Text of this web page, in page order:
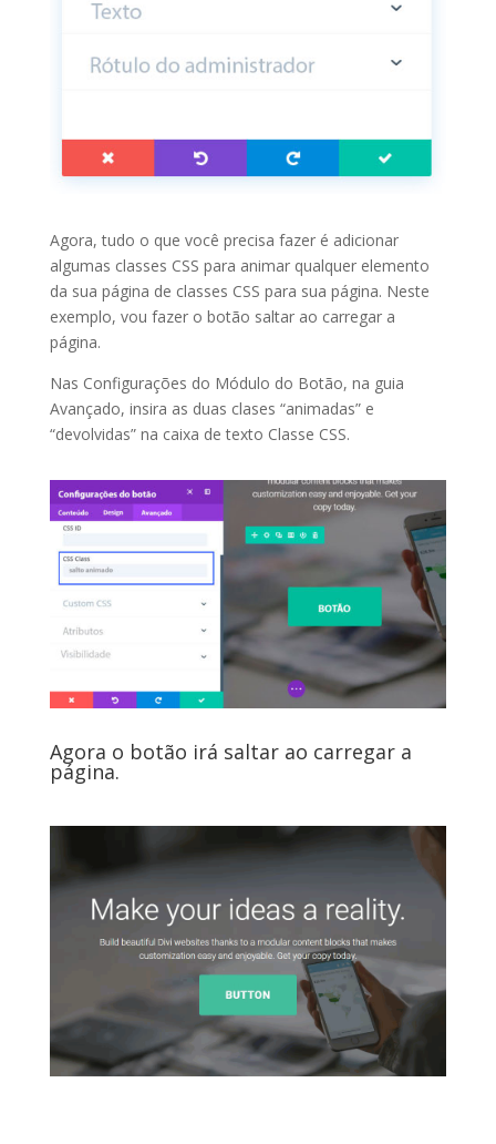
Agora, tudo o que você precisa fazer é adicionar
algumas classes CSS para animar qualquer elemento
da sua página de classes CSS para sua página. Neste
exemplo, vou fazer o botão saltar ao carregar a
página.
Nas Configurações do Módulo do Botão, na guia
Avançado, insira as duas clases “animadas” e
“devolvidas” na caixa de texto Classe CSS.
Agora o botão irá saltar ao carregar a
página.